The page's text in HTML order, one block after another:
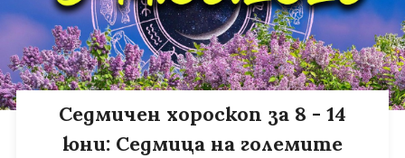
Седмичен хороскоп за 8 - 14
юни: Седмица на големите